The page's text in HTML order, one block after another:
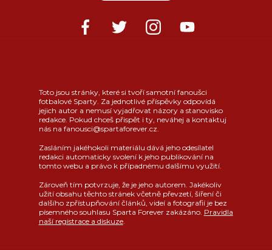
Toto jsou stránky, které si tvoří samotní fanoušci
fotbalové Sparty. Za jednotlivé příspěvky odpovídá
jejich autor a nemusí vyjadřovat názory a stanovisko
redakce. Pokud chceš přispět i ty, neváhej a kontaktuj
nás na fanousci@spartaforever.cz.
Zasláním jakéhokoli materiálu dává jeho odesílatel
redakci automaticky svolení k jeho publikování na
tomto webu a právo k případnému dalšímu využití.
Zároveň tím potvrzuje, že je jeho autorem. Jakékoliv
užití obsahu těchto stránek včetně převzetí, šíření či
dalšího zpřístupňování článků, videí a fotografií je bez
písemného souhlasu Sparta Forever zakázáno. Pravidla
naší registrace a diskuze.